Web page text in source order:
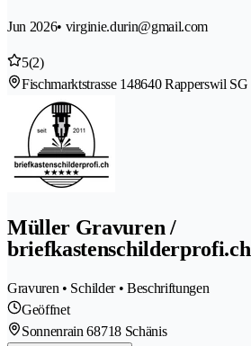
Jun 2026• virginie.durin@gmail.com
5(2)
Fischmarktstrasse 148640 Rapperswil SG
Müller Gravuren /
briefkastenschilderprofi.ch
Gravuren • Schilder • Beschriftungen
Geöffnet
Sonnenrain 68718 Schänis